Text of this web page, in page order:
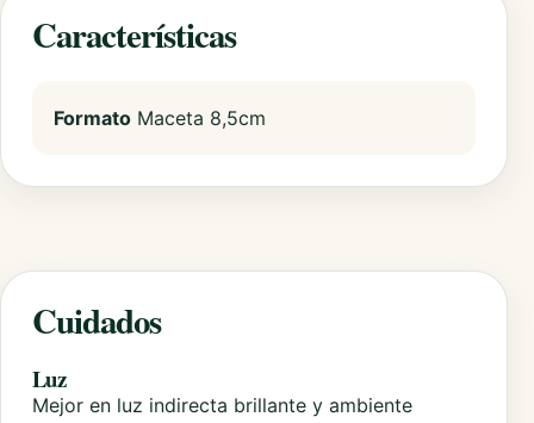
Características
Formato Maceta 8,5cm
Cuidados
Luz
Mejor en luz indirecta brillante y ambiente